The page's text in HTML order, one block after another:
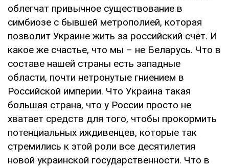
облегчат привычное существование в
симбиозе с бывшей метрополией, которая
позволит Украине жить за российский счёт. И
какое же счастье, что мы – не Беларусь. Что в
составе нашей страны есть западные
области, почти нетронутые гниением в
Российской империи. Что Украина такая
большая страна, что у России просто не
хватает средств для того, чтобы прокормить
потенциальных иждивенцев, которые так
стремились к этой роли все десятилетия
новой украинской государственности. Что в